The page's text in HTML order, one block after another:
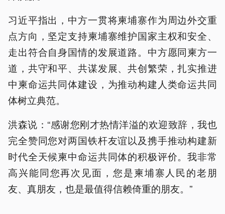
习近平指出，中方一贯将柬埔寨作为周边外交重
点方向，坚定支持柬埔寨维护国家主权和安全、
走出符合自身国情的发展道路。中方愿同柬方一
道，共守和平、共谋发展、共创繁荣，扎实推进
中柬命运共同体建设，为推动构建人类命运共同
体树立典范。
洪森说：“感谢您刚才热情洋溢的欢迎致辞，我也
完全赞同您对两国铁杆友谊以及携手推动构建新
时代全天候柬中命运共同体的积极评价。我非常
高兴能同您再次见面，您是柬埔寨人民的老朋
友、真朋友，也是最值得信赖倚重的朋友。”